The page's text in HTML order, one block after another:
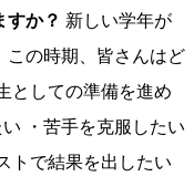
すか？ 新しい学年が
この時期、皆さんはど
としての準備を進め
・苦手を克服したい
トで結果を出したい